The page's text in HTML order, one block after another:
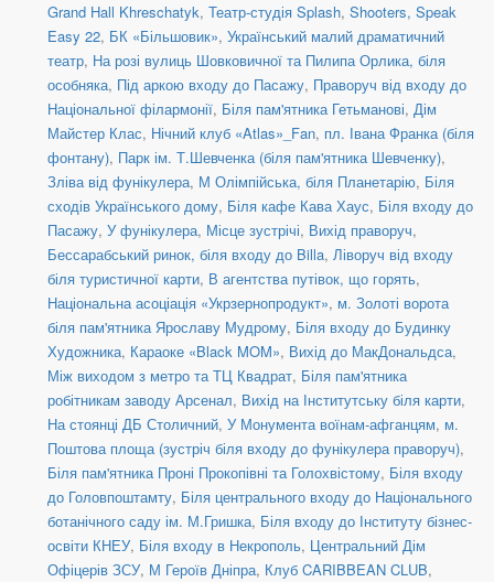
Grand Hall Khreschatyk, Театр-студія Splash, Shooters, Speak
Easy 22, БК «Більшовик», Український малий драматичний
театр, На розі вулиць Шовковичної та Пилипа Орлика, біля
особняка, Під аркою входу до Пасажу, Праворуч від входу до
Національної філармонії, Біля пам'ятника Гетьманові, Дім
Майстер Клас, Нічний клуб «Atlas»_Fan, пл. Івана Франка (біля
фонтану), Парк ім. Т.Шевченка (біля пам'ятника Шевченку),
Зліва від фунікулера, М Олімпійська, біля Планетарію, Біля
сходів Українського дому, Біля кафе Кава Хаус, Біля входу до
Пасажу, У фунікулера, Місце зустрічі, Вихід праворуч,
Бессарабський ринок, біля входу до Billa, Ліворуч від входу
біля туристичної карти, В агентства путівок, що горять,
Національна асоціація «Укрзернопродукт», м. Золоті ворота
біля пам'ятника Ярославу Мудрому, Біля входу до Будинку
Художника, Караоке «Black MOM», Вихід до МакДональдса,
Між виходом з метро та ТЦ Квадрат, Біля пам'ятника
робітникам заводу Арсенал, Вихід на Інститутську біля карти,
На стоянці ДБ Столичний, У Монумента воїнам-афганцям, м.
Поштова площа (зустріч біля входу до фунікулера праворуч),
Біля пам'ятника Проні Прокопівні та Голохвістому, Біля входу
до Головпоштамту, Біля центрального входу до Національного
ботанічного саду ім. М.Гришка, Біля входу до Інституту бізнес-
освіти КНЕУ, Біля входу в Некрополь, Центральний Дім
Офіцерів ЗСУ, М Героїв Дніпра, Клуб CARIBBEAN CLUB,